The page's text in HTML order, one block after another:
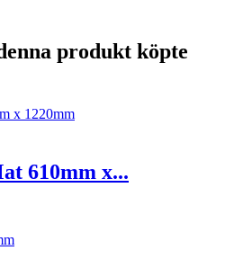
produkt köpte
610mm x...